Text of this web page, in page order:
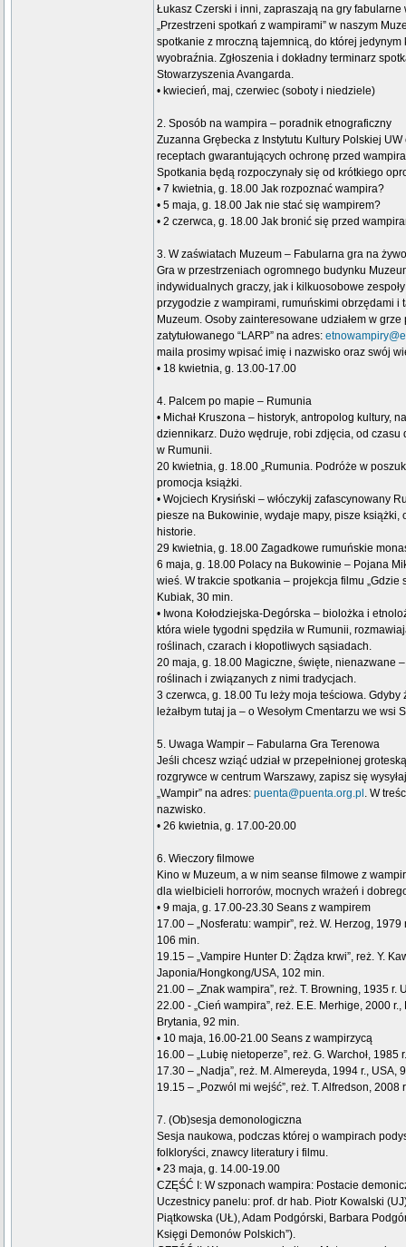
Łukasz Czerski i inni, zapraszają na gry fabularne
„Przestrzeni spotkań z wampirami” w naszym
spotkanie z mroczną tajemnicą, do której jedynym
wyobraźnia. Zgłoszenia i dokładny terminarz
Stowarzyszenia Avangarda.
• kwiecień, maj, czerwiec (soboty i niedziele)
2. Sposób na wampira – poradnik etnograficzny
Zuzanna Grębecka z Instytutu Kultury Polskiej
receptach gwarantujących ochronę przed
Spotkania będą rozpoczynały się od krótkiego
• 7 kwietnia, g. 18.00 Jak rozpoznać wampira?
• 5 maja, g. 18.00 Jak nie stać się wampirem?
• 2 czerwca, g. 18.00 Jak bronić się przed
3. W zaświatach Muzeum – Fabularna gra na
Gra w przestrzeniach ogromnego budynku
indywidualnych graczy, jak i kilkuosobowe
przygodzie z wampirami, rumuńskimi obrzędami i
Muzeum. Osoby zainteresowane udziałem w
zatytułowanego “LARP” na adres:
maila prosimy wpisać imię i nazwisko oraz swój
• 18 kwietnia, g. 13.00-17.00
4. Palcem po mapie – Rumunia
• Michał Kruszona – historyk, antropolog kultury,
dziennikarz. Dużo wędruje, robi zdjęcia, od czasu
w Rumunii.
20 kwietnia, g. 18.00 „Rumunia. Podróże w
promocja książki.
• Wojciech Krysiński – włóczykij zafascynowany
piesze na Bukowinie, wydaje mapy, pisze książki,
historie.
29 kwietnia, g. 18.00 Zagadkowe rumuńskie
6 maja, g. 18.00 Polacy na Bukowinie – Pojana
wieś. W trakcie spotkania – projekcja filmu „Gdzie
Kubiak, 30 min.
• Iwona Kołodziejska-Degórska – biolożka i
która wiele tygodni spędziła w Rumunii,
roślinach, czarach i kłopotliwych sąsiadach.
20 maja, g. 18.00 Magiczne, święte, nienazwane
roślinach i związanych z nimi tradycjach.
3 czerwca, g. 18.00 Tu leży moja teściowa. Gdyby
leżałbym tutaj ja – o Wesołym Cmentarzu we wsi
5. Uwaga Wampir – Fabularna Gra Terenowa
Jeśli chcesz wziąć udział w przepełnionej
rozgrywce w centrum Warszawy, zapisz się
„Wampir” na adres: puenta@puenta.org.pl . W
nazwisko.
• 26 kwietnia, g. 17.00-20.00
6. Wieczory filmowe
Kino w Muzeum, a w nim seanse filmowe z
dla wielbicieli horrorów, mocnych wrażeń i
• 9 maja, g. 17.00-23.30 Seans z wampirem
17.00 – „Nosferatu: wampir”, reż. W. Herzog,
106 min.
19.15 – „Vampire Hunter D: Żądza krwi”, reż. Y.
Japonia/Hongkong/USA, 102 min.
21.00 – „Znak wampira”, reż. T. Browning, 1935 r.
22.00 - „Cień wampira”, reż. E.E. Merhige, 2000
Brytania, 92 min.
• 10 maja, 16.00-21.00 Seans z wampirzycą
16.00 – „Lubię nietoperze”, reż. G. Warchoł, 1985
17.30 – „Nadja”, reż. M. Almereyda, 1994 r., USA,
19.15 – „Pozwól mi wejść”, reż. T. Alfredson, 2008
7. (Ob)sesja demonologiczna
Sesja naukowa, podczas której o wampirach
folkloryści, znawcy literatury i filmu.
• 23 maja, g. 14.00-19.00
CZĘŚĆ I: W szponach wampira: Postacie
Uczestnicy panelu: prof. dr hab. Piotr Kowalski
Piątkowska (UŁ), Adam Podgórski, Barbara
Księgi Demonów Polskich”).